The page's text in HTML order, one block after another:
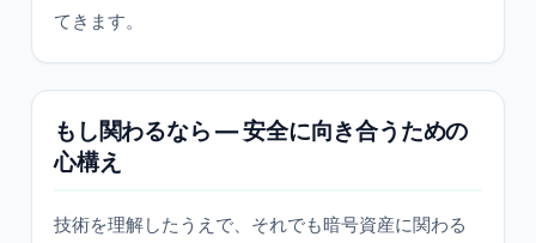
てきます。
もし関わるなら — 安全に向き合うための
心構え
技術を理解したうえで、それでも暗号資産に関わる